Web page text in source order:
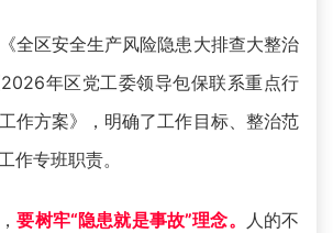
区安全生产风险隐患大排查大整治
年区党工委领导包保联系重点行
作方案》，明确了工作目标、整治范
作专班职责。
要树牢“隐患就是事故”理念。 人的不